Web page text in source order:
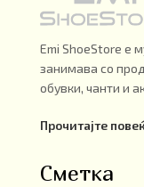
Emi ShoeStore е
занимава со
обувки, чанти и
Прочитајте
Сметка